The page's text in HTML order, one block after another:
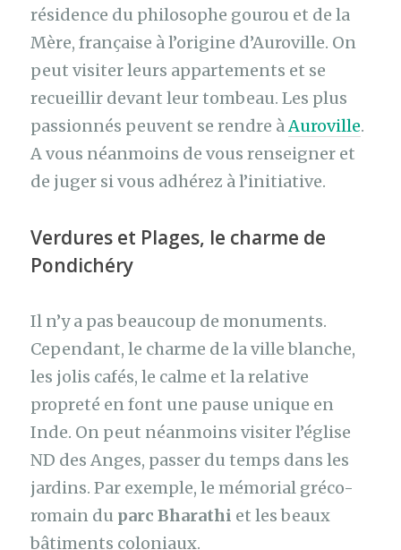
résidence du philosophe gourou et de la
Mère, française à l’origine d’Auroville. On
peut visiter leurs appartements et se
recueillir devant leur tombeau. Les plus
passionnés peuvent se rendre àAuroville.
A vous néanmoins de vous renseigner et
de juger si vous adhérez à l’initiative.
Verdures et Plages, le charme de
Pondichéry
Il n’y a pas beaucoup de monuments.
Cependant, le charme de la ville blanche,
les jolis cafés, le calme et la relative
propreté en font une pause unique en
Inde. On peut néanmoins visiter l’église
ND des Anges, passer du temps dans les
jardins. Par exemple, le mémorial gréco-
romain du parc Bharathi et les beaux
bâtiments coloniaux.